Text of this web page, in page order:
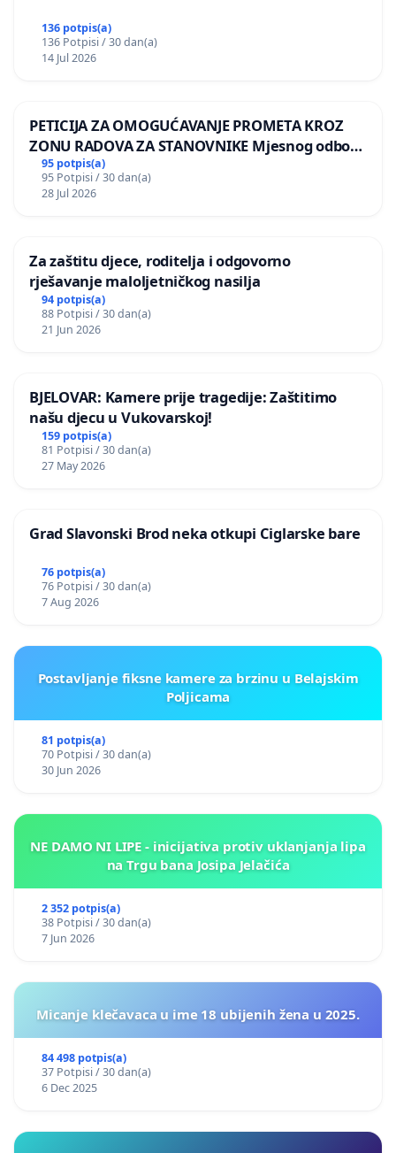
136 potpis(a)
136 Potpisi / 30 dan(a)
14 Jul 2026
PETICIJA ZA OMOGUĆAVANJE PROMETA KROZ
ZONU RADOVA ZA STANOVNIKE Mjesnog odbora
Kamensko i Lemić Brdo
95 potpis(a)
95 Potpisi / 30 dan(a)
28 Jul 2026
Za zaštitu djece, roditelja i odgovorno
rješavanje maloljetničkog nasilja
94 potpis(a)
88 Potpisi / 30 dan(a)
21 Jun 2026
BJELOVAR: Kamere prije tragedije: Zaštitimo
našu djecu u Vukovarskoj!
159 potpis(a)
81 Potpisi / 30 dan(a)
27 May 2026
Grad Slavonski Brod neka otkupi Ciglarske bare
76 potpis(a)
76 Potpisi / 30 dan(a)
7 Aug 2026
Postavljanje fiksne kamere za brzinu u Belajskim
Poljicama
81 potpis(a)
70 Potpisi / 30 dan(a)
30 Jun 2026
NE DAMO NI LIPE - inicijativa protiv uklanjanja lipa
na Trgu bana Josipa Jelačića
2 352 potpis(a)
38 Potpisi / 30 dan(a)
7 Jun 2026
Micanje klečavaca u ime 18 ubijenih žena u 2025.
84 498 potpis(a)
37 Potpisi / 30 dan(a)
6 Dec 2025